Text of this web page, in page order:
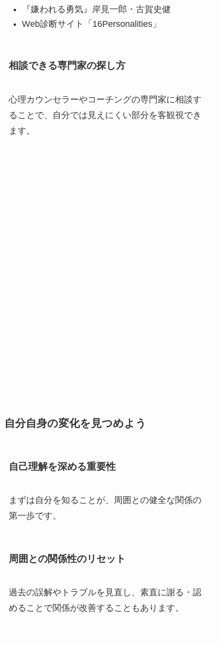
『嫌われる勇気』岸見一郎・古賀史健
Web診断サイト「16Personalities」
相談できる専門家の探し方
心理カウンセラーやコーチングの専門家に相談す
ることで、自分では見えにくい部分を客観視でき
ます。
自分自身の変化を見つめよう
自己理解を深める重要性
まずは自分を知ることが、周囲との健全な関係の
第一歩です。
周囲との関係性のリセット
過去の誤解やトラブルを見直し、素直に謝る・認
めることで関係が改善することもあります。